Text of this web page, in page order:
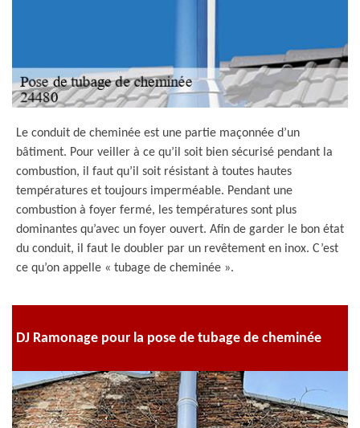
Le conduit de cheminée est une partie maçonnée d’un
bâtiment. Pour veiller à ce qu’il soit bien sécurisé pendant la
combustion, il faut qu’il soit résistant à toutes hautes
températures et toujours imperméable. Pendant une
combustion à foyer fermé, les températures sont plus
dominantes qu’avec un foyer ouvert. Afin de garder le bon état
du conduit, il faut le doubler par un revêtement en inox. C’est
ce qu’on appelle « tubage de cheminée ».
DJ Ramonage pour la pose de tubage de cheminée